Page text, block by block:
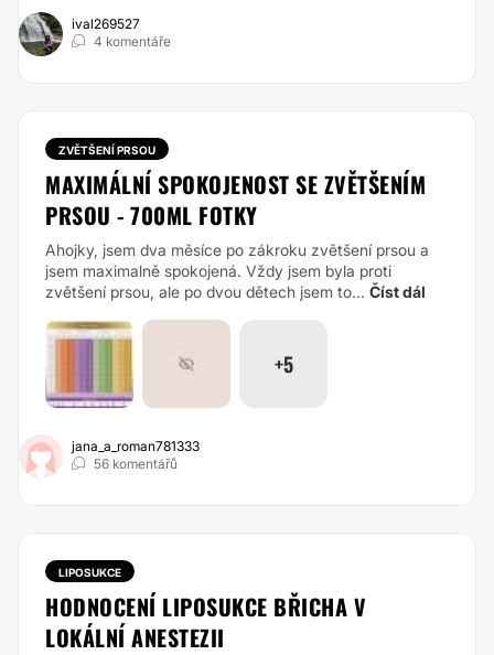
ival269527
4 komentáře
ZVĚTŠENÍ PRSOU
MAXIMÁLNÍ SPOKOJENOST SE ZVĚTŠENÍM
PRSOU - 700ML FOTKY
Ahojky, jsem dva měsíce po zákroku zvětšení prsou a
jsem maximalně spokojená. Vždy jsem byla proti
zvětšení prsou, ale po dvou dětech jsem to... Číst dál
+5
jana_a_roman781333
56 komentářů
LIPOSUKCE
HODNOCENÍ LIPOSUKCE BŘICHA V
LOKÁLNÍ ANESTEZII